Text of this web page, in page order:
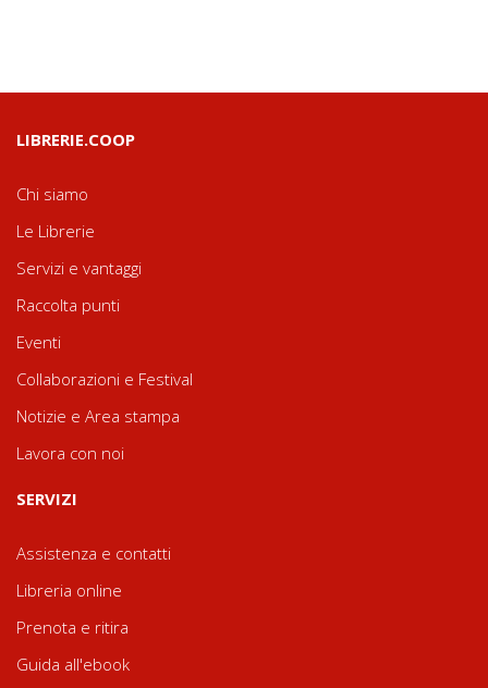
LIBRERIE.COOP
Chi siamo
Le Librerie
Servizi e vantaggi
Raccolta punti
Eventi
Collaborazioni e Festival
Notizie e Area stampa
Lavora con noi
SERVIZI
Assistenza e contatti
Libreria online
Prenota e ritira
Guida all'ebook